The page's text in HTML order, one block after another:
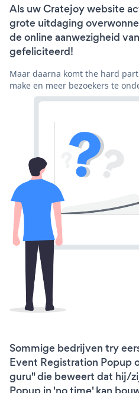
Als uw Cratejoy website
grote uitdaging
de online aanwezigheid
gefeliciteerd!
Maar daarna komt the hard
make en meer bezoekers te
Sommige bedrijven try
Event Registration Popup
guru" die beweert dat hij/